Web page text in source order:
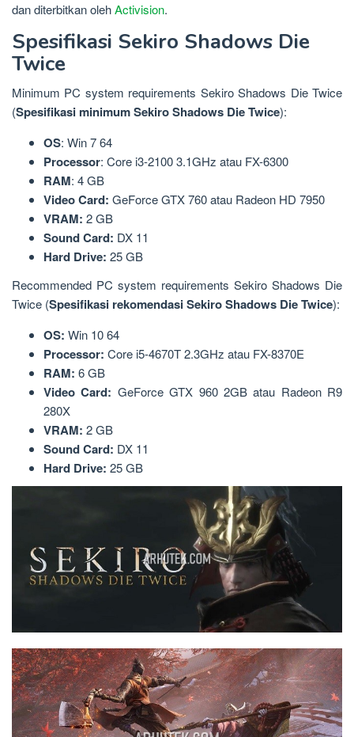
dan diterbitkan olehActivision.
Spesifikasi Sekiro Shadows Die
Twice
Minimum PC system requirements Sekiro Shadows Die Twice
(Spesifikasi minimum Sekiro Shadows Die Twice):
OS: Win 7 64
Processor: Core i3-2100 3.1GHz atau FX-6300
RAM: 4 GB
Video Card: GeForce GTX 760 atau Radeon HD 7950
VRAM: 2 GB
SoundCard: DX 11
Hard Drive: 25 GB
Recommended PC system requirements Sekiro Shadows Die
Twice (Spesifikasi rekomendasi Sekiro Shadows Die Twice):
OS: Win 10 64
Processor: Core i5-4670T 2.3GHz atau FX-8370E
RAM: 6 GB
Video Card: GeForce GTX 960 2GB atau Radeon R9
280X
VRAM: 2 GB
Sound Card: DX 11
Hard Drive: 25 GB